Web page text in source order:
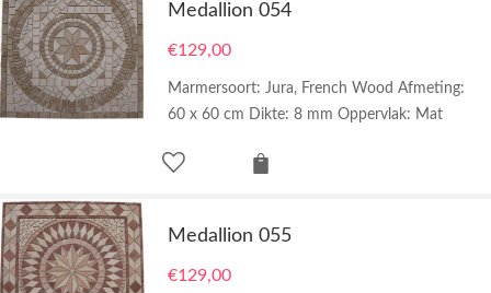
Medallion 054
€129,00
Marmersoort: Jura, French Wood Afmeting:
60 x 60 cm Dikte: 8 mm Oppervlak: Mat
Medallion 055
€129,00